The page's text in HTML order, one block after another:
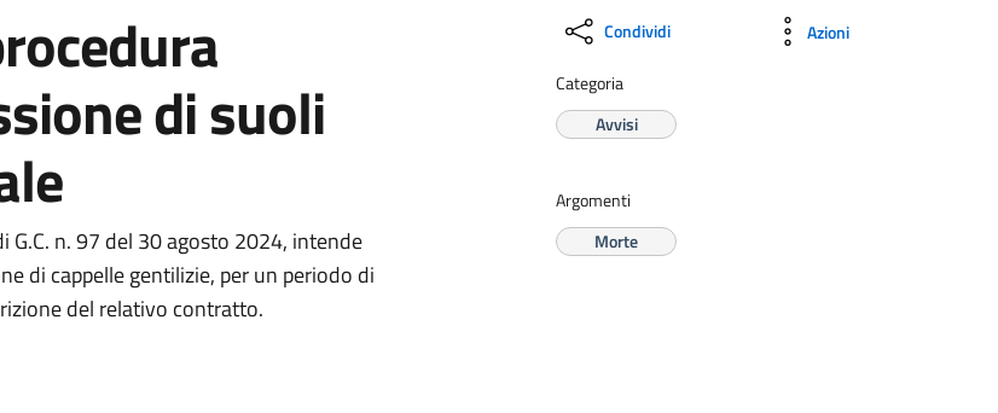
di suoli
G.C. n. 97 del 30 agosto 2024, intende
di cappelle gentilizie, per un periodo di
del relativo contratto.
Argomenti
Morte
Categoria
Avvisi
Condividi Azioni